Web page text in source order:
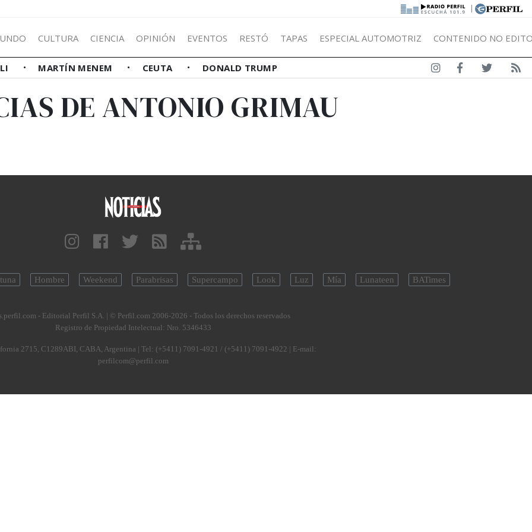
|
CULTURA CIENCIA OPINIÓN EVENTOS RESTÓ TAPAS ESPECIAL AUTOMOTRIZ CONTENIDO NO
MARTÍN MENEM CEUTA DONALD TRUMP
DE ANTONIO GRIMAU
Hombre Weekend Parabrisas Supercampo Look Luz Mía Lunateen BATimes
- Editorial Perfil S.A. | © Perfil.com 2006-2026 - Todos los derechos reservados
Registro de Propiedad Intelectual: Nro. 5346433
2715, C1289ABI, CABA, Argentina | Tel: (+5411) 7091-4921 / (+5411) 7091-4922 | E-mail:
perfilcom@perfil.com